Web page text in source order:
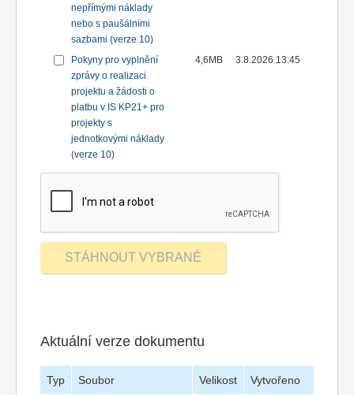
nepřímými náklady
nebo s paušálními
sazbami (verze 10)
Pokyny pro vyplnění
zprávy o realizaci
projektu a žádosti o
platbu v IS KP21+ pro
projekty s
jednotkovými náklady
(verze 10)
4,6MB 3.8.2026 13:45
Aktuální verze dokumentu
Typ Soubor Velikost Vytvořeno